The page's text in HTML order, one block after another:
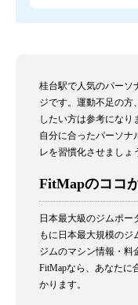
桂台駅で人気のパーソ
ジです。運動不足の方
したい方は参考になり
自分に合ったパーソナ
レを習慣化させましょ
FitMapのココ
日本最大級のジムポー
もに日本最大規模のジ
ジムのマシン情報・料
FitMapなら、あなたに
かります。